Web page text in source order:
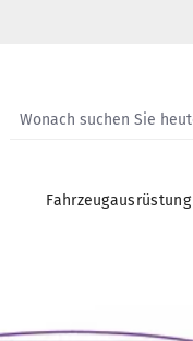
Fahrzeugausrüstung